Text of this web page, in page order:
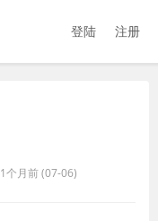
登陆 注册
1个月前 (07-06)